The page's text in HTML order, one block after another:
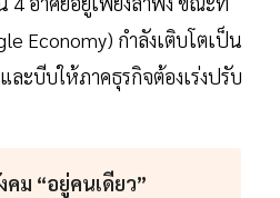
Economy) กำลังเติบโตเป็น
ะบีบให้ภาคธุรกิจต้องเร่งปรับ
คม “อยู่คนเดียว”